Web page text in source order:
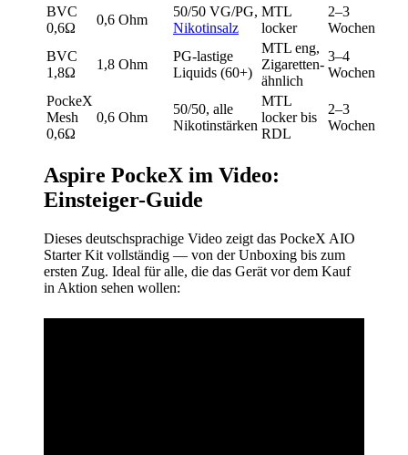
BVC
0,6Ω
0,6 Ohm
50/50 VG/PG,
Nikotinsalz
MTL
locker
2–3
Wochen
BVC
1,8Ω
1,8 Ohm
PG-lastige
Liquids (60+)
MTL eng,
Zigaretten-
ähnlich
3–4
Wochen
PockeX
Mesh
0,6Ω
0,6 Ohm
50/50, alle
Nikotinstärken
MTL
locker bis
RDL
2–3
Wochen
Aspire PockeX im Video:
Einsteiger-Guide
Dieses deutschsprachige Video zeigt das PockeX AIO
Starter Kit vollständig — von der Unboxing bis zum
ersten Zug. Ideal für alle, die das Gerät vor dem Kauf
in Aktion sehen wollen: